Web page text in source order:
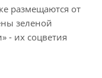
размещаются от
зеленой
- их соцветия